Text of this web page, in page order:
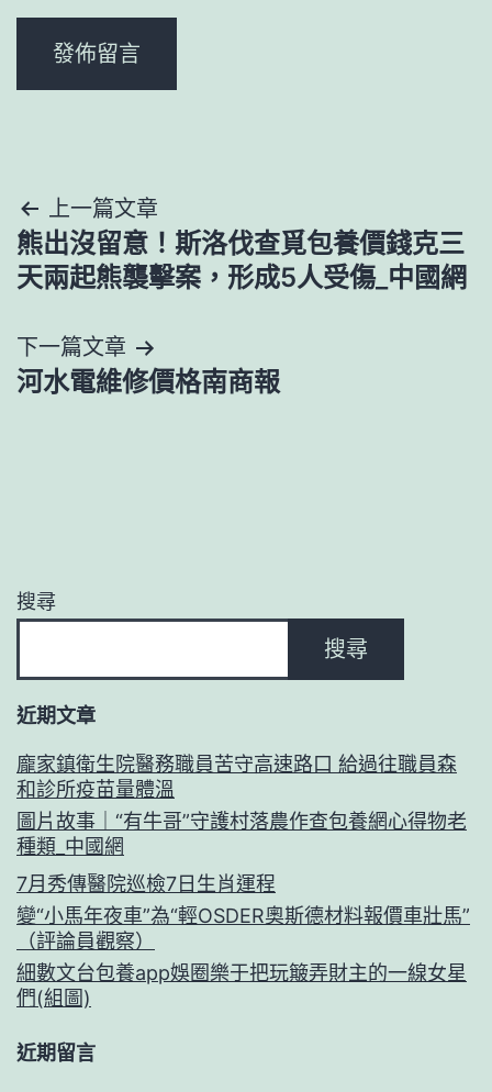
文
章
覽
上一篇文章
熊出沒留意！斯洛伐查覓包養價錢克三
天兩起熊襲擊案，形成5人受傷_中國網
下一篇文章
河水電維修價格南商報
搜尋
搜尋
近期文章
龐家鎮衛生院醫務職員苦守高速路口 給過往職員森
和診所疫苗量體溫
圖片故事｜“有牛哥”守護村落農作查包養網心得物老
種類_中國網
7月秀傳醫院巡檢7日生肖運程
變“小馬年夜車”為“輕OSDER奧斯德材料報價車壯馬”
（評論員觀察）
細數文台包養app娛圈樂于把玩簸弄財主的一線女星
們(組圖)
近期留言